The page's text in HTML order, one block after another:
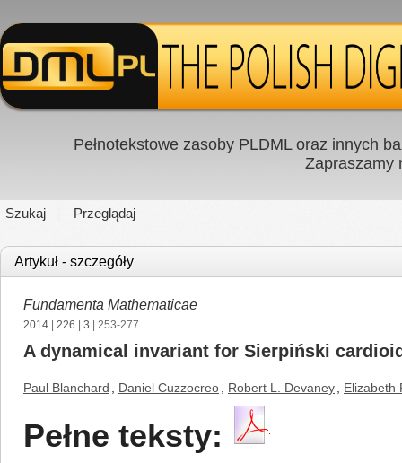
Pełnotekstowe zasoby PLDML oraz innych
Zapraszamy
Szukaj Przeglądaj
Artykuł - szczegóły
Fundamenta Mathematicae
2014 226 3 | 253-277
A dynamical invariant for Sierpiński
Paul Blanchard Daniel Cuzzocreo Robert L. Devaney Elizabeth
Pełne teksty: